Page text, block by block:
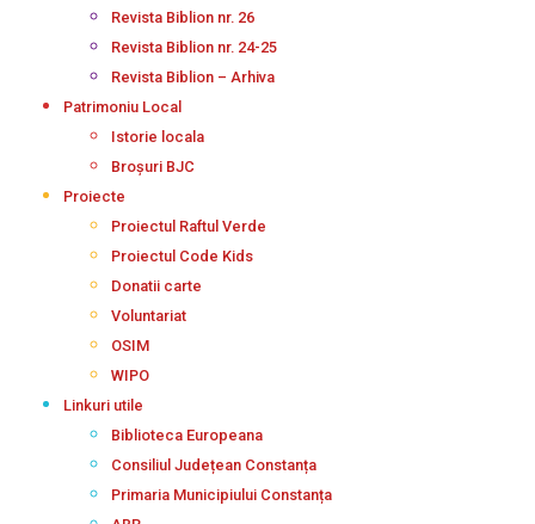
Revista Biblion nr. 26
Revista Biblion nr. 24-25
Revista Biblion – Arhiva
Patrimoniu Local
Istorie locala
Broșuri BJC
Proiecte
Proiectul Raftul Verde
Proiectul Code Kids
Donatii carte
Voluntariat
OSIM
WIPO
Linkuri utile
Biblioteca Europeana
Consiliul Județean Constanța
Primaria Municipiului Constanța